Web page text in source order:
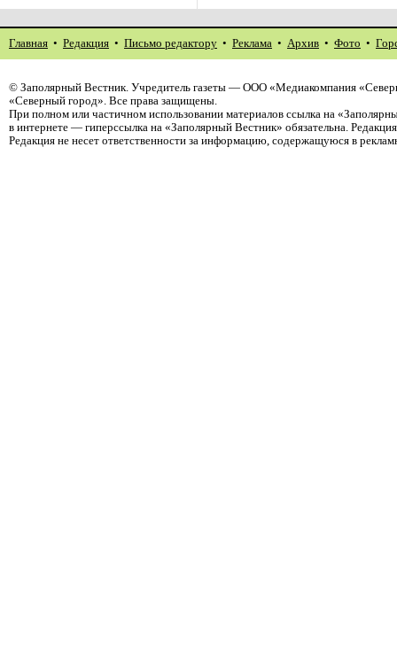
Главная • Редакция • Письмо редактору • Реклама • Архив • Фото •
© Заполярный Вестник. Учредитель газеты — ООО «Медиакомпания
«Северный город». Все права защищены.
При полном или частичном использовании материалов ссылка на
в интернете — гиперссылка на «Заполярный Вестник» обязательна.
Редакция не несет ответственности за информацию, содержащуюся в